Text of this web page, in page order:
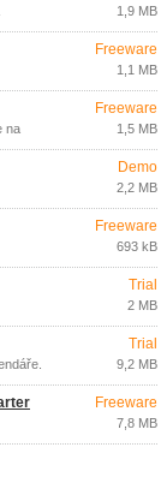
1,9 MB
Freeware
1,1 MB
na
Freeware
1,5 MB
Demo
2,2 MB
Freeware
693 kB
Trial
2 MB
Trial
9,2 MB
Freeware
7,8 MB